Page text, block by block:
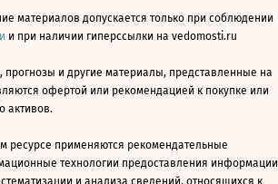
материалов допускается только при соблюдении
и при наличии гиперссылки на vedomosti.ru
прогнозы и другие материалы, представленные на
офертой или рекомендацией к покупке или
активов.
ресурсе применяются рекомендательные
технологии предоставления информации
и анализа сведений, относящихся к